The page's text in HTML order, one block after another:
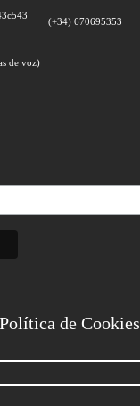
(+34) 670695353
de voz)
Política de Cookies